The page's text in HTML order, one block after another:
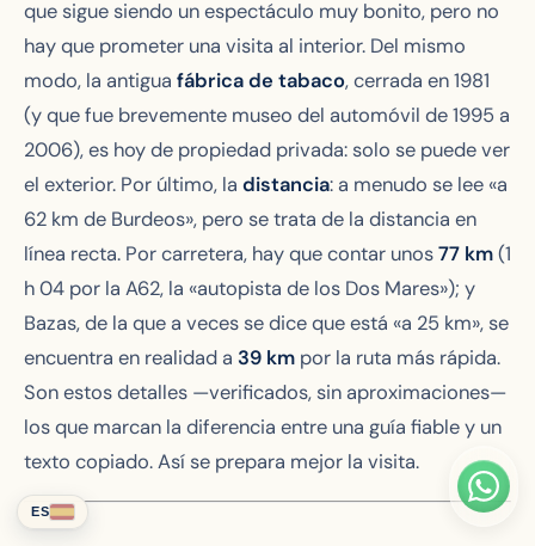
que sigue siendo un espectáculo muy bonito, pero no
hay que prometer una visita al interior. Del mismo
modo, la antigua fábrica de tabaco, cerrada en 1981
(y que fue brevemente museo del automóvil de 1995 a
2006), es hoy de propiedad privada: solo se puede ver
el exterior. Por último, la distancia: a menudo se lee «a
62 km de Burdeos», pero se trata de la distancia en
línea recta. Por carretera, hay que contar unos77 km(1
h 04 por la A62, la «autopista de los Dos Mares»); y
Bazas, de la que a veces se dice que está «a 25 km», se
encuentra en realidad a 39 km por la ruta más rápida.
Son estos detalles —verificados, sin aproximaciones—
los que marcan la diferencia entre una guía fiable y un
texto copiado. Así se prepara mejor la visita.
ES